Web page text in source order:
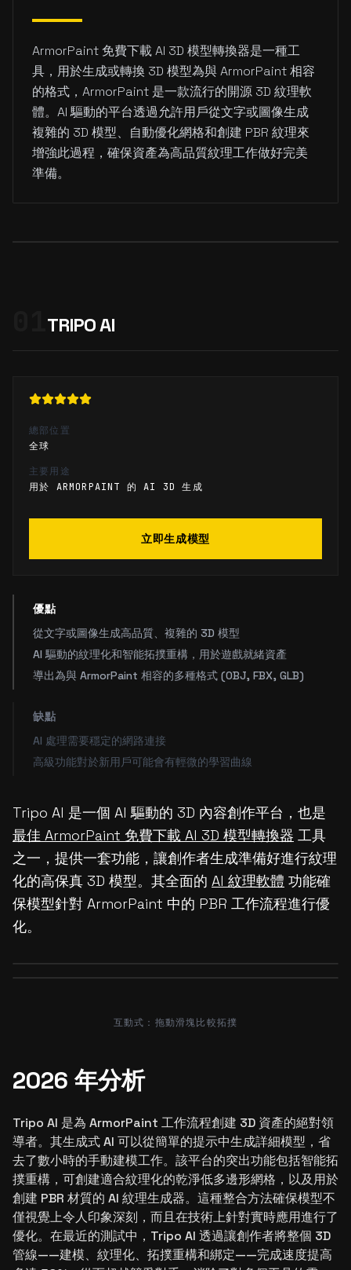
ArmorPaint 免費下載 AI 3D 模型轉換器是一種工
具，用於生成或轉換 3D 模型為與 ArmorPaint 相容
的格式，ArmorPaint 是一款流行的開源 3D 紋理軟
體。AI 驅動的平台透過允許用戶從文字或圖像生成
複雜的 3D 模型、自動優化網格和創建 PBR 紋理來
增強此過程，確保資產為高品質紋理工作做好完美
準備。
TRIPO AI
總部位置
全球
主要用途
用於 ARMORPAINT 的 AI 3D 生成
立即生成模型
優點
從文字或圖像生成高品質、複雜的 3D 模型
AI 驅動的紋理化和智能拓撲重構，用於遊戲就緒資產
導出為與 ArmorPaint 相容的多種格式 (OBJ, FBX, GLB)
缺點
AI 處理需要穩定的網路連接
高級功能對於新用戶可能會有輕微的學習曲線
Tripo AI 是一個 AI 驅動的 3D 內容創作平台，也是
最佳 ArmorPaint 免費下載 AI 3D 模型轉換器 工具
之一，提供一套功能，讓創作者生成準備好進行紋理
化的高保真 3D 模型。其全面的 AI 紋理軟體 功能確
保模型針對 ArmorPaint 中的 PBR 工作流程進行優
化。
互動式：拖動滑塊比較拓撲
2026 年分析
Tripo AI 是為 ArmorPaint 工作流程創建 3D 資產的絕對領
導者。其生成式 AI 可以從簡單的提示中生成詳細模型，省
去了數小時的手動建模工作。該平台的突出功能包括智能拓
撲重構，可創建適合紋理化的乾淨低多邊形網格，以及用於
創建 PBR 材質的 AI 紋理生成器。這種整合方法確保模型不
僅視覺上令人印象深刻，而且在技術上針對實時應用進行了
優化。在最近的測試中，Tripo AI 透過讓創作者將整個 3D
管線——建模、紋理化、拓撲重構和綁定——完成速度提高